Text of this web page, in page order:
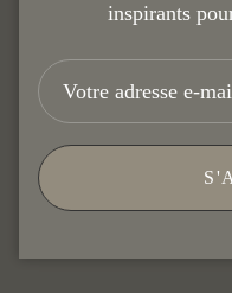
Description
Levertijd 1-3
inspirants